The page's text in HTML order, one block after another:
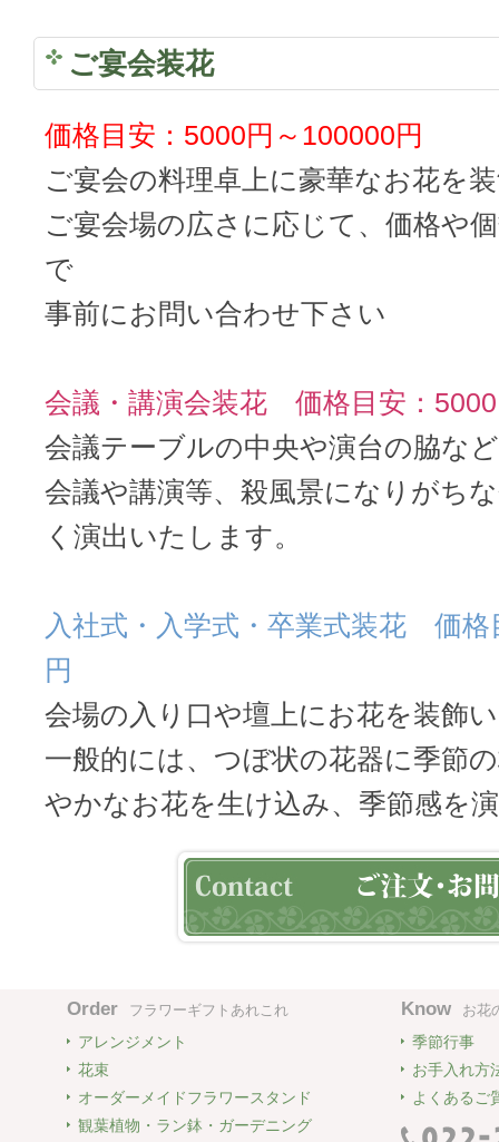
ご宴会装花
価格目安：5000円～100000円
ご宴会の料理卓上に豪華なお花を
ご宴会場の広さに応じて、価格や
で
事前にお問い合わせ下さい
会議・講演会装花 価格目安：
会議テーブルの中央や演台の脇な
会議や講演等、殺風景になりがち
く演出いたします。
入社式・入学式・卒業式装花 価格
円
会場の入り口や壇上にお花を装飾
一般的には、つぼ状の花器に季節
やかなお花を生け込み、季節感を
Order フラワーギフトあれこれ
アレンジメント
花束
オーダーメイドフラワースタンド
観葉植物・ラン鉢・ガーデニング
Know お花
季節行事
お手入れ方
よくあるご